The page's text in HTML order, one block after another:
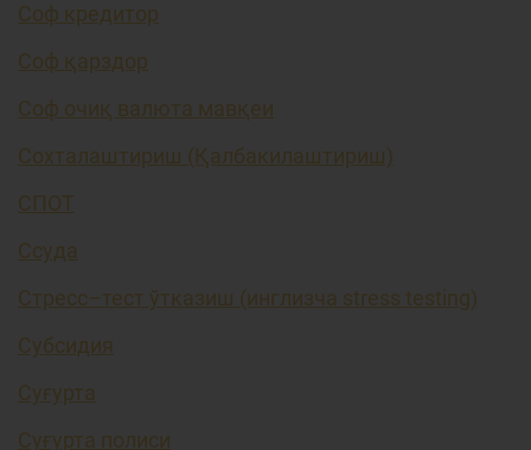
Соф кредитор
Соф қарздор
Соф очиқ валюта мавқеи
Сохталаштириш (Қалбакилаштириш)
СПОТ
Ссуда
Стресс–тест ўтказиш (инглизча stress testing)
Субсидия
Суғурта
Суғурта полиси